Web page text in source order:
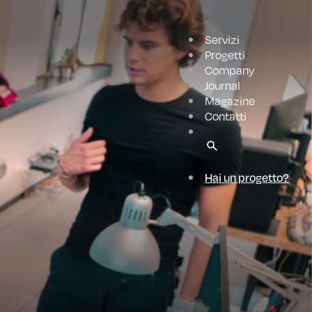
Servizi
Progetti
Company
Journal
Magazine
Contatti
Hai un progetto?